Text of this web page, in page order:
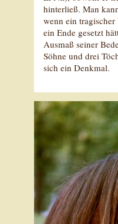
hinterließ. Man
wenn ein
ein Ende gesetzt
Ausmaß seiner
Söhne und drei
sich ein Denkmal.